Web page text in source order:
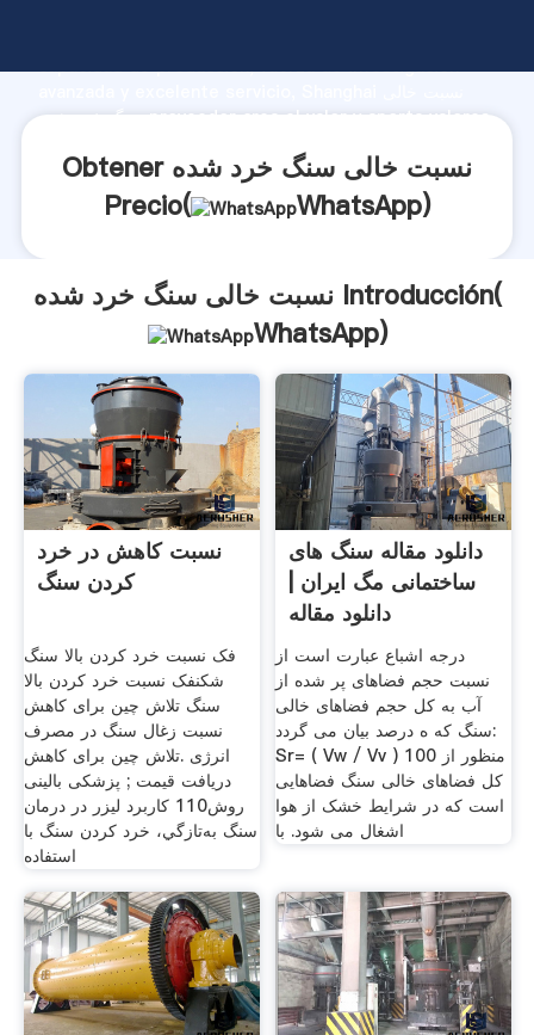
capacidad de producción, fuerza de investigación
سنگ خرد شده proveedor crea el valor y aporta valores
Obtener نسبت خالی سنگ خرد شده
Precio(
WhatsApp)
نسبت خالی سنگ خرد شده Introducción(
WhatsApp)
نسبت کاهش در خرد
کردن سنگ
فک نسبت خرد کردن بالا سنگ
شکنفک نسبت خرد کردن بالا
سنگ تلاش چین برای کاهش
نسبت زغال سنگ در مصرف
انرژی .تلاش چین برای کاهش
دریافت قیمت ; پزشکی بالینی
روش110 کاربرد ليزر در درمان
سنگ به‌تازگي، خرد کردن سنگ با
استفاده
دانلود مقاله سنگ های
ساختمانی مگ ایران |
دانلود مقاله
درجه اشباع عبارت است از
نسبت حجم فضاهای پر شده از
آب به کل حجم فضاهای خالی
سنگ که ه درصد بیان می گردد:
Sr= ( Vw / Vv ) 100 منظور از
کل فضاهای خالی سنگ فضاهایی
است که در شرایط خشک از هوا
اشغال می شود. با